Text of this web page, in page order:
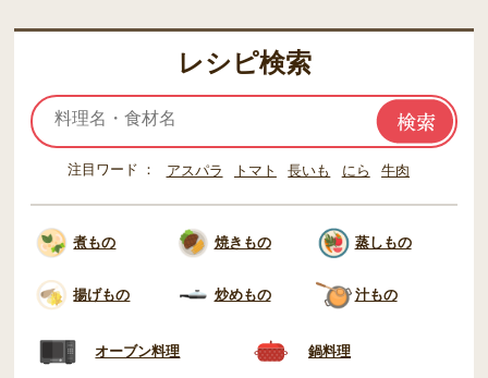
レシピ検索
注目ワード アスパラ トマト 長いも にら 牛肉
煮もの 焼きもの 蒸しもの
揚げもの 炒めもの 汁もの
オーブン料理 鍋料理